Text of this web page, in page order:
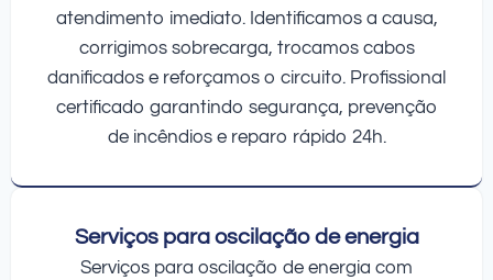
atendimento imediato. Identificamos a causa,
corrigimos sobrecarga, trocamos cabos
danificados e reforçamos o circuito. Profissional
certificado garantindo segurança, prevenção
de incêndios e reparo rápido 24h.
Serviços para oscilação de energia
Serviços para oscilação de energia com